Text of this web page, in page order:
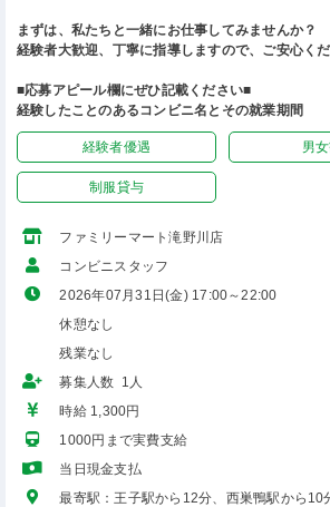
まずは、私たちと一緒にお仕事してみませんか？
経験者大歓迎、丁寧に指導しますので、ご安心くだ
■応募アピール欄にぜひ記載ください■
経験したことのあるコンビニ名とその就業期間
経験者優遇 男
制服貸与
ファミリーマート滝野川店
コンビニスタッフ
2026年07月31日(金) 17:00～22:00
休憩なし
残業なし
募集人数 1人
時給 1,300円
1000円まで実費支給
当日現金支払
最寄駅：王子駅から12分、西巣鴨駅から